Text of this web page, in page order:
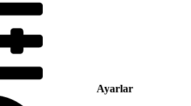
Ayarlar